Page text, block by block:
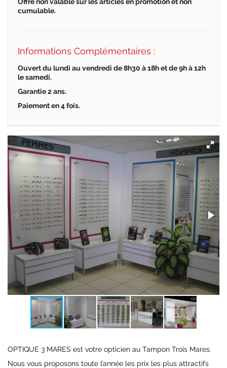
cumulable.
Informations Complémentaires :
Ouvert du lundi au vendredi de 8h30 à18h et de 9hà 12h
le samedi.
Garantie 2 ans.
Paiement en 4 fois.
OPTIQUE 3 MARES est votre opticien au Tampon Trois Mares.
Nous vous proposons toute l’année les prix les plus attractifs